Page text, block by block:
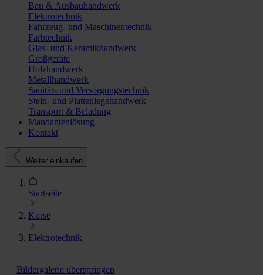
Bau & Ausbauhandwerk
Elektrotechnik
Fahrzeug- und Maschinentechnik
Farbtechnik
Glas- und Keramikhandwerk
Großgeräte
Holzhandwerk
Metallhandwerk
Sanitär- und Versorgungstechnik
Stein- und Plattenlegehandwerk
Transport & Beladung
Mandantenlösung
Kontakt
Weiter einkaufen
Startseite
Kurse
Elektrotechnik
Bildergalerie überspringen